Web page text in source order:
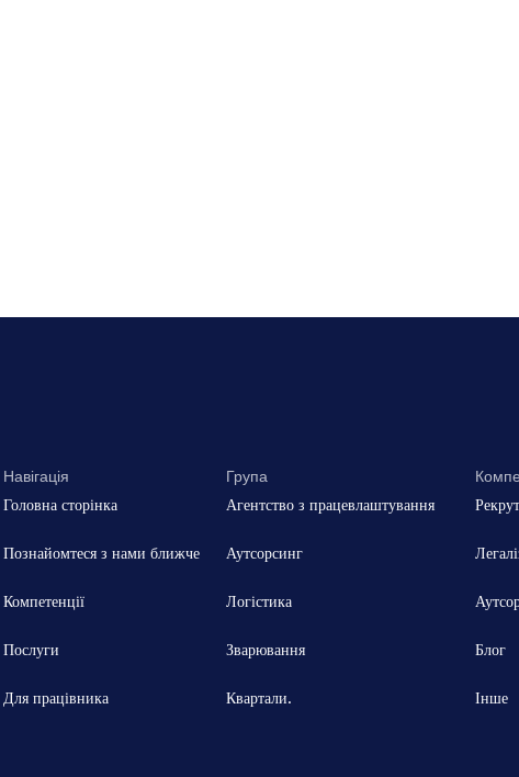
Навігація
Головна сторінка
Познайомтеся з нами ближче
Компетенції
Послуги
Для працівника
Група
Агентство з працевлаштування
Аутсорсинг
Логістика
Зварювання
Квартали.
Блог
Інше